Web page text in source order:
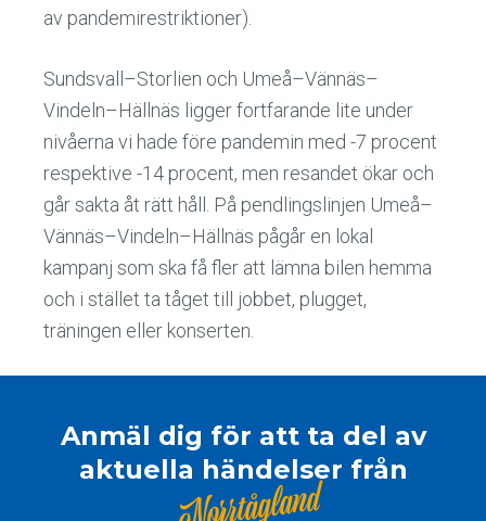
av pandemirestriktioner).
Sundsvall–Storlien och Umeå–Vännäs–
Vindeln–Hällnäs ligger fortfarande lite under
nivåerna vi hade före pandemin med -7 procent
respektive -14 procent, men resandet ökar och
går sakta åt rätt håll. På pendlingslinjen Umeå–
Vännäs–Vindeln–Hällnäs pågår en lokal
kampanj som ska få fler att lämna bilen hemma
och i stället ta tåget till jobbet, plugget,
träningen eller konserten.
Anmäl dig för att ta del av
aktuella händelser från